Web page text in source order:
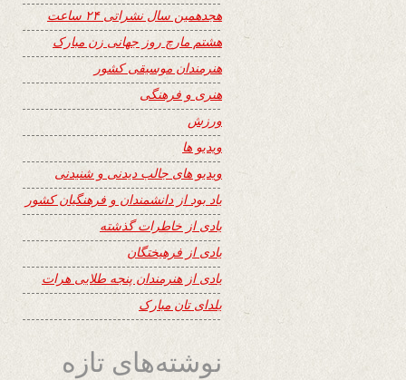
هجدهمین سال نشراتی ۲۴ ساعت
هشتم مارچ روز جهانی زن مبارک
هنرمندان موسیقی کشور
هنری و فرهنگی
ورزش
ویدیو ها
ویدیو های جالب دیدنی و شنیدنی
یاد بود از دانشمندان و فرهنگیان کشور
یادی از خاطرات گذشته
یادی از فرهیختگان
یادی از هنرمندان پنجه طلایی هرات
یلدای تان مبارک
نوشته‌های تازه